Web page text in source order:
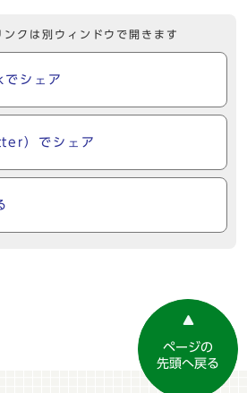
クは別ウィンドウで開きます
シェア
）でシェア
ページの
先頭へ戻る